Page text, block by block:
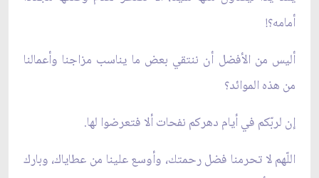
أمامه؟!
أليس من الأفضل أن ننتقي بعض ما يناسب مزاجنا وأعمالنا
من هذه الموائد؟
إن لربّكم في أيام دهركم نفحات ألا فتعرضوا لها.
اللّهم لا تحرمنا فضل رحمتك، وأوسع علينا من عطاياك، وبارك